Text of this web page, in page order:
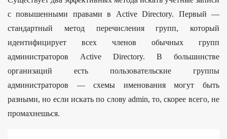
с повышенными правами в Active Directory. Первый —
стандартный метод перечисления групп, который
идентифицирует всех членов обычных групп
администраторов Active Directory. В большинстве
организаций есть пользовательские группы
администраторов — схемы именования могут быть
разными, но если искать по слову admin, то, скорее всего, не
промахнешься.